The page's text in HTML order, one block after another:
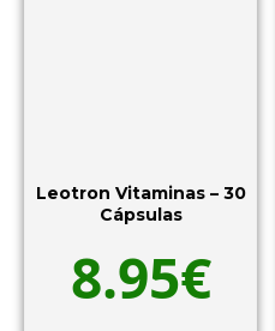
Leotron Vitaminas – 30
Cápsulas
8.95€